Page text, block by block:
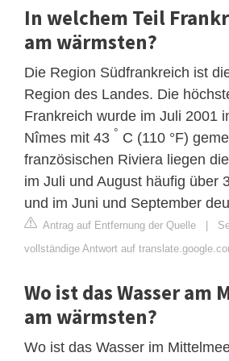
In welchem ​​Teil
am wärmsten?
Die Region Südfrankreich ist
Region des Landes. Die
Frankreich wurde im Juli 2001
Nîmes mit 43 ° C (110 °F)
französischen Riviera liegen
im Juli und August häufig über
und im Juni und September
Antrag auf Entfernung der Quelle |
vollständige Antwort auf
Wo ist das Wasser am
am wärmsten?
Wo ist das Wasser im